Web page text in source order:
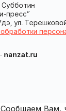
Субботин
пресс”
ул.
nanzat.ru
Вам,